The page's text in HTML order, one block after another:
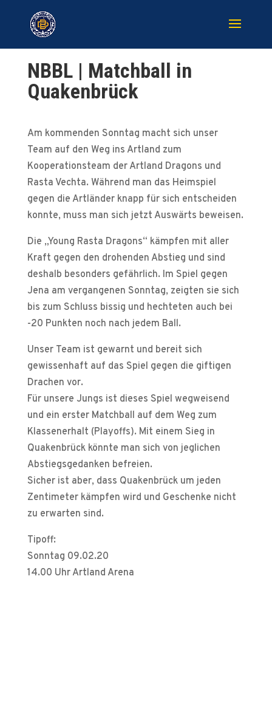
NBBL | Matchball in
Quakenbrück
Am kommenden Sonntag macht sich unser
Team auf den Weg ins Artland zum
Kooperationsteam der Artland Dragons und
Rasta Vechta. Während man das Heimspiel
gegen die Artländer knapp für sich entscheiden
konnte, muss man sich jetzt Auswärts beweisen.
Die „Young Rasta Dragons“ kämpfen mit aller
Kraft gegen den drohenden Abstieg und sind
deshalb besonders gefährlich. Im Spiel gegen
Jena am vergangenen Sonntag, zeigten sie sich
bis zum Schluss bissig und hechteten auch bei
-20 Punkten noch nach jedem Ball.
Unser Team ist gewarnt und bereit sich
gewissenhaft auf das Spiel gegen die giftigen
Drachen vor.
Für unsere Jungs ist dieses Spiel wegweisend
und ein erster Matchball auf dem Weg zum
Klassenerhalt (Playoffs). Mit einem Sieg in
Quakenbrück könnte man sich von jeglichen
Abstiegsgedanken befreien.
Sicher ist aber, dass Quakenbrück um jeden
Zentimeter kämpfen wird und Geschenke nicht
zu erwarten sind.
Tipoff:
Sonntag 09.02.20
14.00 Uhr Artland Arena